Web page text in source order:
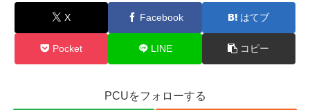
X Facebook はてブ
Pocket LINE コピー
PCUをフォローする